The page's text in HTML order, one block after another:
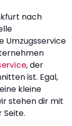
nach
Umzugsservice
, der
ist. Egal,
kleine
stehen dir mit